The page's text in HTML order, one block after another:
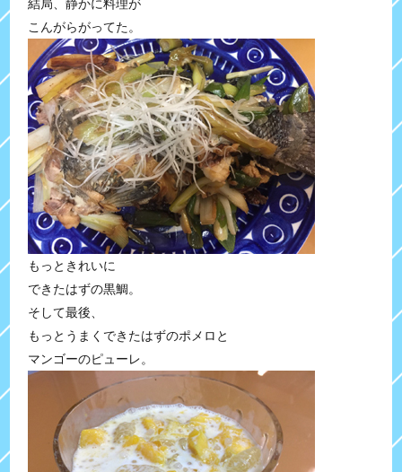
結局、静かに料理が
こんがらがってた。
もっときれいに
できたはずの黒鯛。
そして最後、
もっとうまくできたはずのポメロと
マンゴーのピューレ。